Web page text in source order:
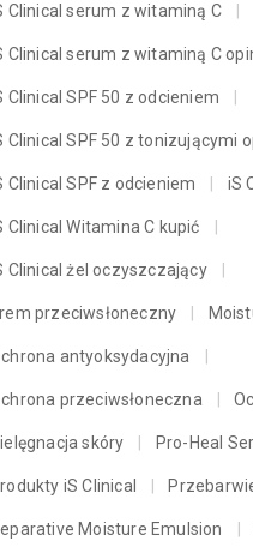
Clinical serum z witaminą C
Clinical serum z witaminą C
Clinical SPF 50 z odcieniem
Clinical SPF 50 z tonizującymi
Clinical SPF z odcieniem iS
Clinical Witamina C kupić
Clinical żel oczyszczający
przeciwsłoneczny
antyoksydacyjna
przeciwsłoneczna
skóry Pro-Heal
iS Clinical
Moisture Emulsion